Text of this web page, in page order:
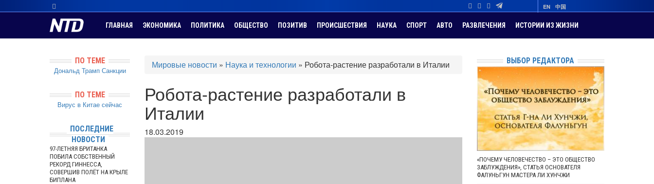
EN 中国
ГЛАВНАЯ ЭКОНОМИКА ПОЛИТИКА ОБЩЕСТВО ПОЗИТИВ ПРОИСШЕСТВИЯ НАУКА СПОРТ АВТО РАЗВЛЕЧЕНИЯ ИСТОРИИ ИЗ ЖИЗНИ
Мировые новости » Наука и технологии » Робота-растение разработали в Италии
Робота-растение разработали в
Италии
18.03.2019
ПО ТЕМЕ
Дональд Трамп Санкции
ПО ТЕМЕ
Вирус в Китае сейчас
ПОСЛЕДНИЕ
НОВОСТИ
97-ЛЕТНЯЯ БРИТАНКА
ПОБИЛА СОБСТВЕННЫЙ
РЕКОРД ГИННЕССА,
СОВЕРШИВ ПОЛЁТ НА КРЫЛЕ
БИПЛАНА
ВЫБОР РЕДАКТОРА
«ПОЧЕМУ ЧЕЛОВЕЧЕСТВО – ЭТО ОБЩЕСТВО
ЗАБЛУЖДЕНИЯ», СТАТЬЯ ОСНОВАТЕЛЯ
ФАЛУНЬГУН МАСТЕРА ЛИ ХУНЧЖИ